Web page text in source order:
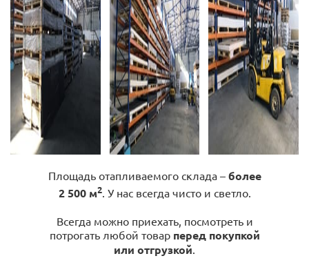
Площадь отапливаемого склада – более
2 500 м2. У нас всегда чисто и светло.
Всегда можно приехать, посмотреть и
потрогать любой товар перед покупкой
или отгрузкой.